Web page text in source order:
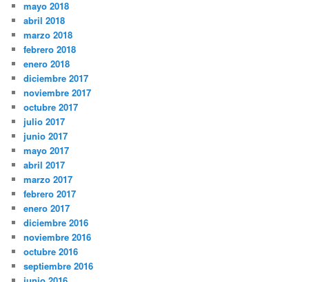
mayo 2018
abril 2018
marzo 2018
febrero 2018
enero 2018
diciembre 2017
noviembre 2017
octubre 2017
julio 2017
junio 2017
mayo 2017
abril 2017
marzo 2017
febrero 2017
enero 2017
diciembre 2016
noviembre 2016
octubre 2016
septiembre 2016